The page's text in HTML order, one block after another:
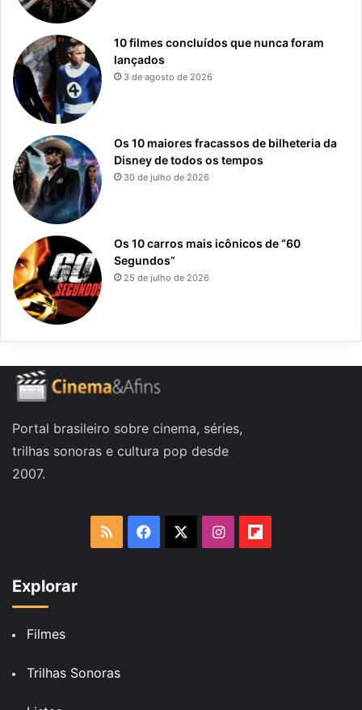
10 filmes concluídos que nunca foram
lançados
3 de agosto de 2026
Os 10 maiores fracassos de bilheteria da
Disney de todos os tempos
30 de julho de 2026
Os 10 carros mais icônicos de “60
Segundos”
25 de julho de 2026
Portal brasileiro sobre cinema, séries,
trilhas sonoras e cultura pop desde
2007.
RSS Facebook Instagram
Explorar
Filmes
Trilhas Sonoras